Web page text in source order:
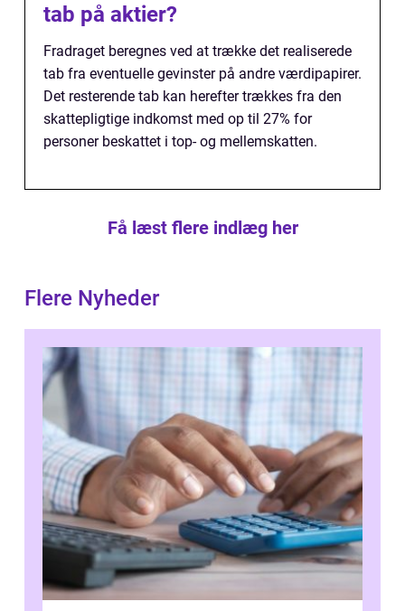
tab på aktier?
Fradraget beregnes ved at trække det realiserede
tab fra eventuelle gevinster på andre værdipapirer.
Det resterende tab kan herefter trækkes fra den
skattepligtige indkomst med op til 27% for
personer beskattet i top- og mellemskatten.
Få læst flere indlæg her
Flere Nyheder